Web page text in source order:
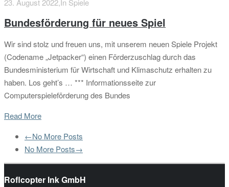
23. August 2022,In Spiele
Bundesförderung für neues Spiel
Wir sind stolz und freuen uns, mit unserem neuen Spiele Projekt
(Codename „Jetpacker“) einen Förderzuschlag durch das
Bundesministerium für Wirtschaft und Klimaschutz erhalten zu
haben. Los geht’s … *** Informationsseite zur
Computerspieleförderung des Bundes
Read More
←No More Posts
No More Posts→
Roflcopter Ink GmbH